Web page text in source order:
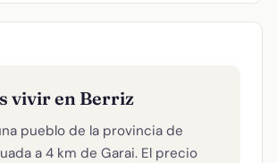
vivir en Berriz
pueblo de la provincia de
a 4 km de Garai. El precio